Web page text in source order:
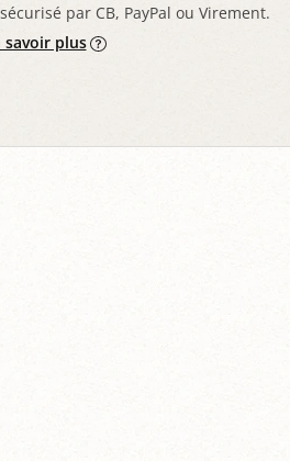
par CB, PayPal ou Virement.
savoir plus